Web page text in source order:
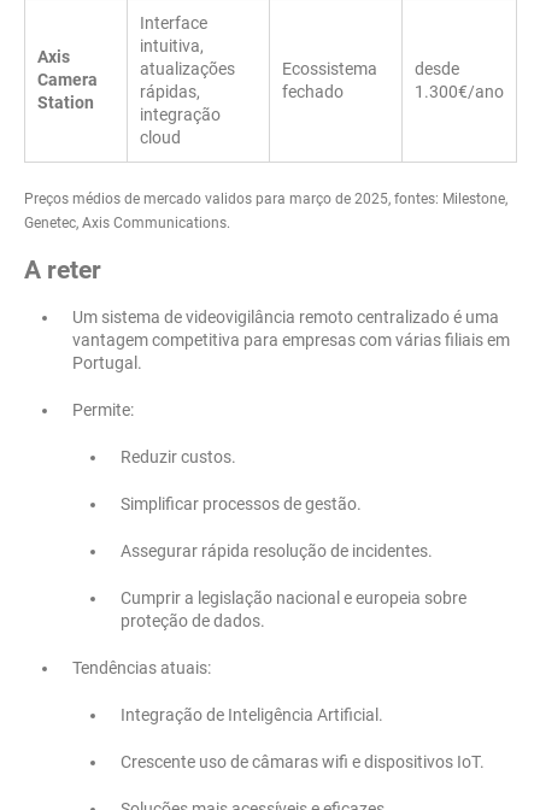
Axis
Camera
Station
Interface
intuitiva,
atualizações
rápidas,
integração
cloud
Ecossistema
fechado
desde
1.300€/ano
Preços médios de mercado validos para março de 2025, fontes: Milestone,
Genetec, Axis Communications.
A reter
Um sistema de videovigilância remoto centralizado é uma
vantagem competitiva para empresas com várias filiais em
Portugal.
Permite:
Reduzir custos.
Simplificar processos de gestão.
Assegurar rápida resolução de incidentes.
Cumprir a legislação nacional e europeia sobre
proteção de dados.
Tendências atuais:
Integração de Inteligência Artificial.
Crescente uso de câmaras wifi e dispositivos IoT.